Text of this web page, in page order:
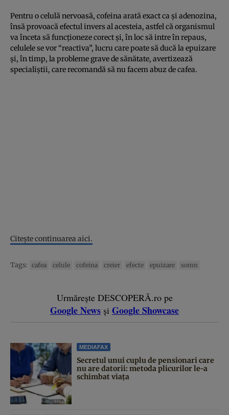
Pentru o celulă nervoasă, cofeina arată exact ca şi adenozina,
însă provoacă efectul invers al acesteia, astfel că organismul
va înceta să funcţioneze corect şi, în loc să intre în repaus,
celulele se vor “reactiva”, lucru care poate să ducă la epuizare
şi, în timp, la probleme grave de sănătate, avertizează
specialiştii, care recomandă să nu facem abuz de cafea.
Citeşte continuarea aici.
Tags: cafea celule cofeina creier efecte epuizare somn
Urmărește DESCOPERĂ.ro pe
Google News și Google Showcase
MEDIAFAX
Secretul unui cuplu de pensionari care
nu are datorii: metoda plicurilor le-a
schimbat viața